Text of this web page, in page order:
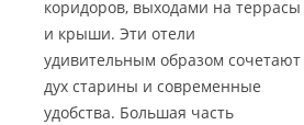
коридоров, выходами на террасы
и крыши. Эти отели
удивительным образом сочетают
дух старины и современные
удобства. Большая часть